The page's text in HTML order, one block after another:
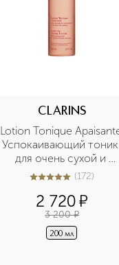
CLARINS
Lotion Tonique
Успокаивающий тоник
для очень сухой и
чувствительной кожи
5из 5172 (172)
2 720¤
3 200 ¤
200 мл